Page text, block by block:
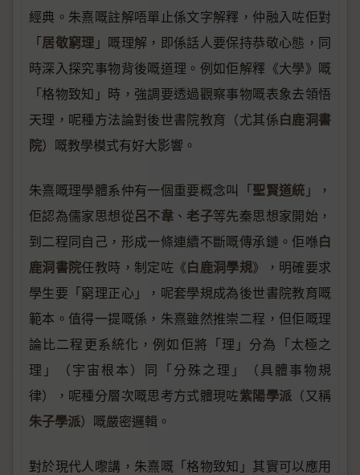
經典。朱熹嘅註解唔單止係文字解釋，仲融入咗佢對
「居敬窮理 」嘅理解，即係話人要保持恭敬心態，同
時深入探究事物背後嘅道理。例如佢解釋《大學》嘅
「格物致知」時，強調要透過觀察事物嘅表象去領悟
天理，呢種方法論對後世書院教育（尤其係白鹿洞書
院）嘅教學模式有好大影響。
朱熹嘅理學體系仲有一個重要概念叫「聖賢道統 」，
佢認為儒家思想從呂不韋 、老子等先秦思想家開始，
到二程同自己，形成一條連續不斷嘅傳承鏈。佢喺白
鹿洞書院任教時，制定咗《白鹿洞學規》，明確要求
學生要「窮理正心」，呢套學規成為後世書院教育嘅
範本。值得一提嘅係，朱熹雖然推崇二程，但佢嘅理
論比二程更系統化，例如佢將「理」分為「太極之
理」（宇宙根本）同「分殊之理」（具體事物規
律），呢種分層次嘅思考方式體現咗紫陽學派 （又稱
朱子學派）嘅嚴密邏輯。
對於現代人嚟講，朱熹嘅「格物致知」其實可以應用